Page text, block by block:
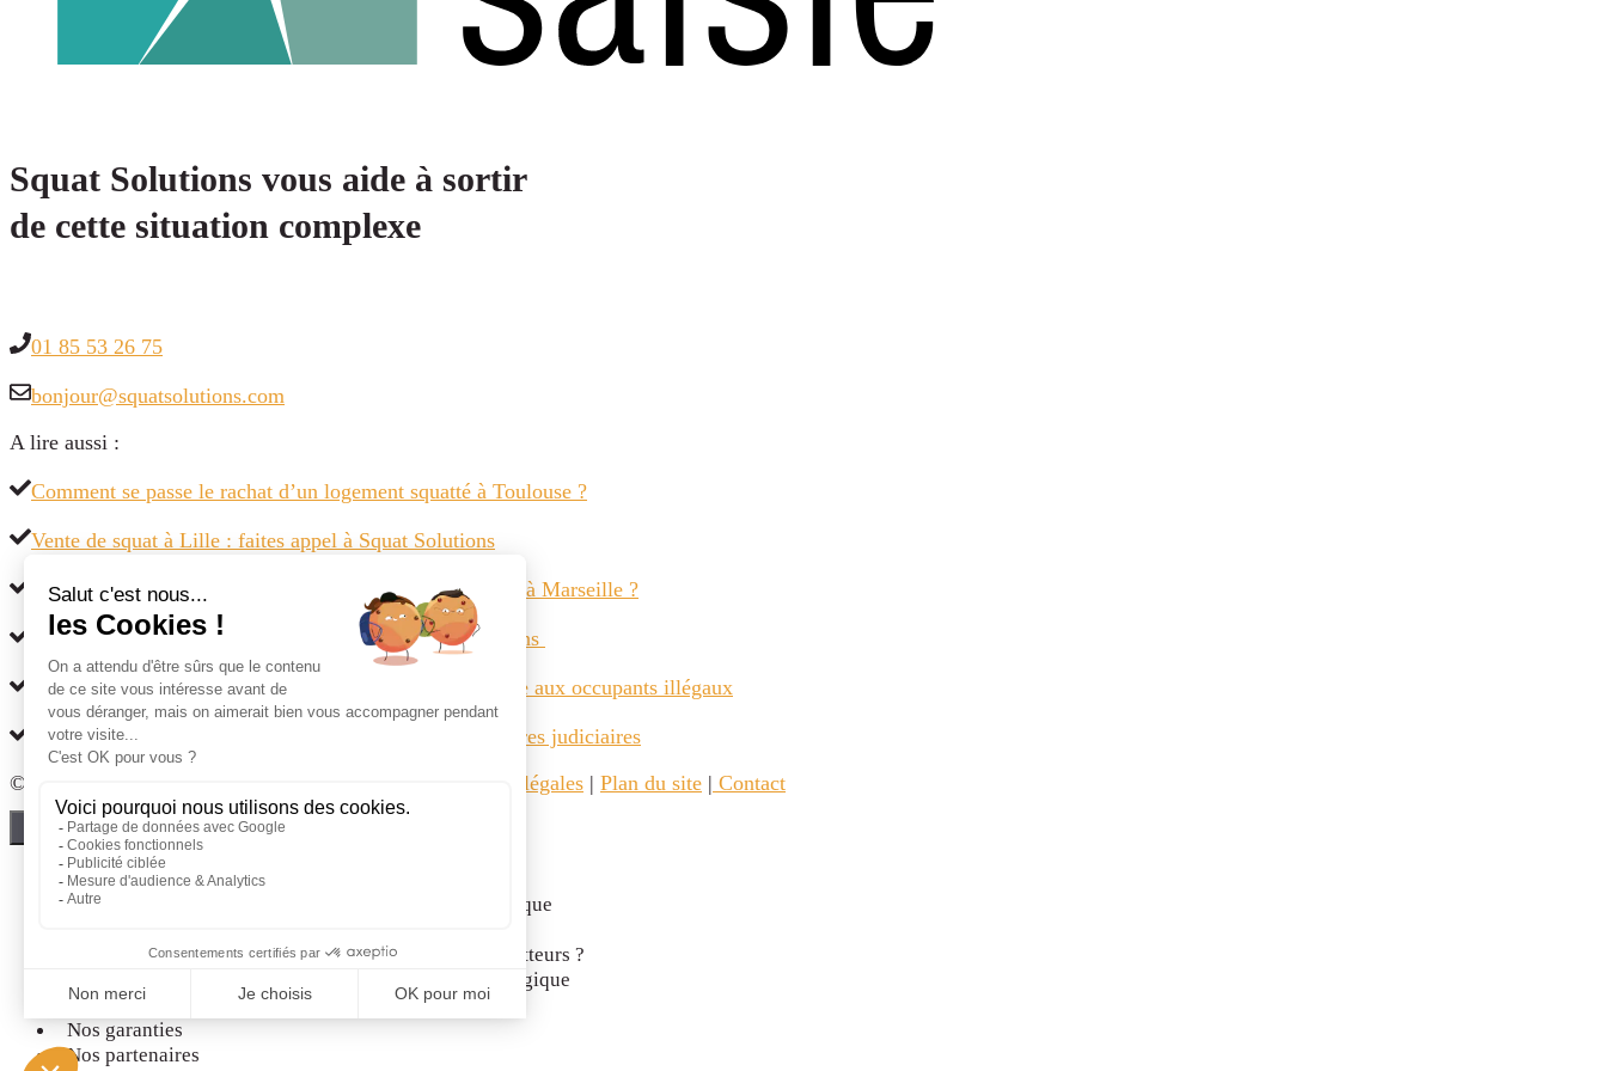
Squat Solutions vous aide à sortir
de cette situation complexe
01 85 53 26 75
bonjour@squatsolutions.com
A lire aussi :
Comment se passe le rachat d’un logement squatté à Toulouse ?
Vente de squat à Lille : faites appel à Squat Solutions
Comment résoudre définitivement un problème de squat à Marseille ?
Vendez facilement un squat à Nantes avec Squat Solutions
Vente de maison squattée à Lyon : la solution ultime face aux occupants illégaux
Squat en Espagne : Trouvez une alternative aux procédures judiciaires
© Squat Solutions |
Mentions légales | Plan du site | Contact
Close
Rachat de biens squattés illégalement en Belgique
Rachat d’appartements occupés illégalement en Belgique
Qu’est ce que la procédure civile d’expulsion de squatteurs ?
La procédure pénale d’expulsion de squatteurs en Belgique
Qui sommes-nous ?
Nos garanties
Nos partenaires